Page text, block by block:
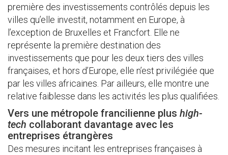
première des investissements contrôlés depuis les
villes qu’elle investit, notamment en Europe, à
l’exception de Bruxelles et Francfort. Elle ne
représente la première destination des
investissements que pour les deux tiers des villes
françaises, et hors d’Europe, elle n’est privilégiée que
par les villes africaines. Par ailleurs, elle montre une
relative faiblesse dans les activités les plus qualifiées.
Vers une métropole francilienne plus high-
tech collaborant davantage avec les
entreprises étrangères
Des mesures incitant les entreprises françaises à